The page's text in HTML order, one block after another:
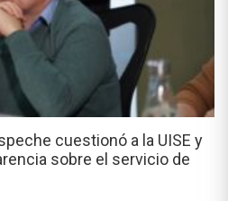
cuestionó a la UISE y
sobre el servicio de